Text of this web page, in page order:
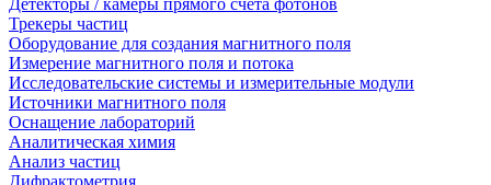
Детекторы / камеры прямого счета фотонов
Трекеры частиц
Оборудование для создания магнитного поля
Измерение магнитного поля и потока
Исследовательские системы и измерительные модули
Источники магнитного поля
Оснащение лабораторий
Аналитическая химия
Анализ частиц
Дифрактометрия